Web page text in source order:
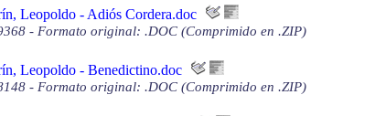
Leopoldo - Adiós Cordera.doc
- Formato original: .DOC (Comprimido en .ZIP)
Leopoldo - Benedictino.doc
- Formato original: .DOC (Comprimido en .ZIP)